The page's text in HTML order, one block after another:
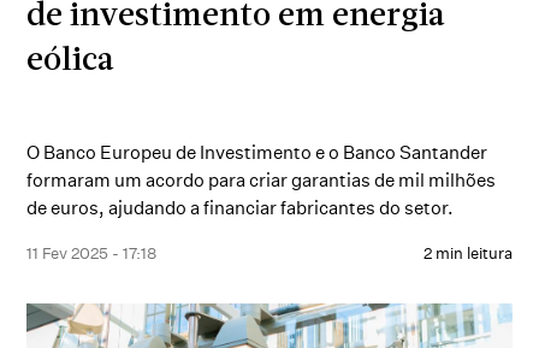
de investimento em energia
eólica
O Banco Europeu de Investimento e o Banco Santander
formaram um acordo para criar garantias de mil milhões
de euros, ajudando a financiar fabricantes do setor.
11 Fev 2025 - 17:18 2 min leitura